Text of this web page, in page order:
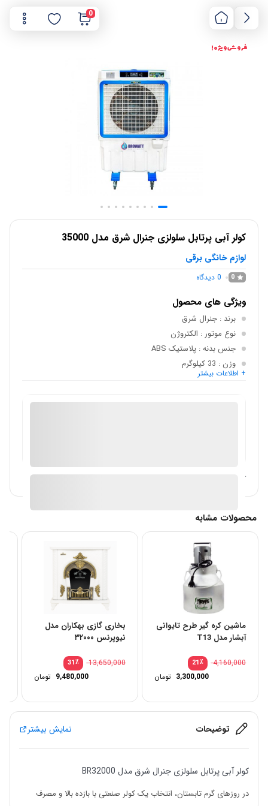
0
فروش ویژه !
کولر آبی پرتابل سلولزی جنرال شرق مدل 35000
لوازم خانگی برقی
0
0 دیدگاه
ویژگی های محصول
برند : جنرال شرق
نوع موتور : الکتروژن
جنس بدنه: پلاستیک ABS
وزن : 33 کیلوگرم
ابعاد: 125 * 84 * 50 سانتی متر
+ اطلاعات بیشتر
آیا قیمت مناسب تری سراغ دارید؟
محصولات مشابه
ماشین کره‌ گیر طرح تایوانی
آبشار مدل T13
٪21 4,160,000
قیمت
اصلی:
بود.
3,300,000 تومان
قیمت
فعلی:
3,300,000 تومان.
بخاری گازی بهکاران مدل
نیوپرنس ۳۲۰۰۰
٪31
13,650,000
9,480,000 تومان
توضیحات نمایش بیشتر
کولر آبی پرتابل سلولزی جنرال شرق مدل BR32000
در روزهای گرم تابستان، انتخاب یک کولر صنعتی با بازده بالا و مصرف